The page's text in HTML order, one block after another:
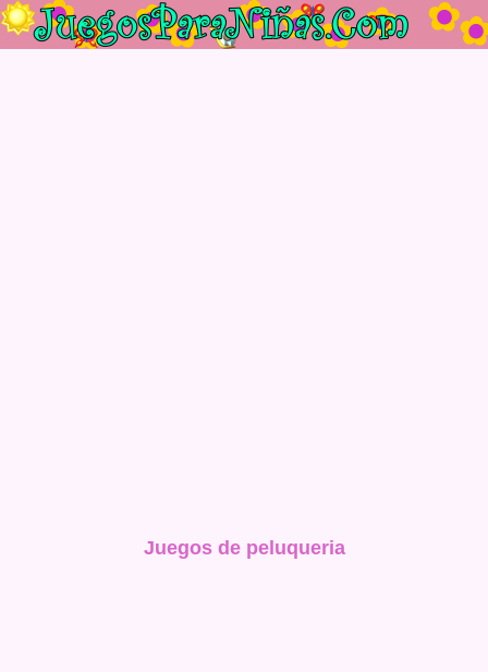
Juegos de peluqueria